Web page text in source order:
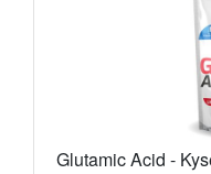
Glutamic Acid -